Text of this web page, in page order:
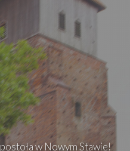
w Nowym Stawie!